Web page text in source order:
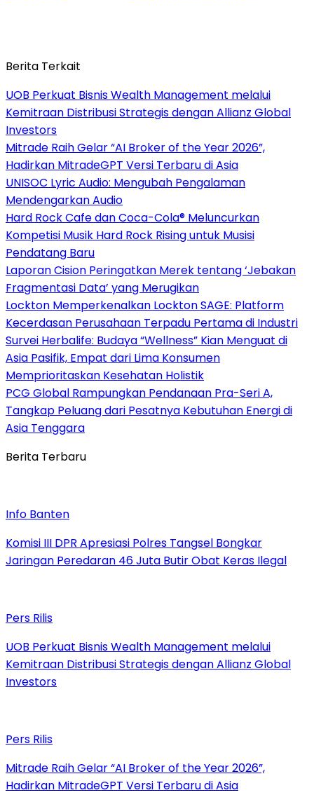
Berita Terkait
UOB Perkuat Bisnis Wealth Management melalui
Kemitraan Distribusi Strategis dengan Allianz Global
Investors
Mitrade Raih Gelar “AI Broker of the Year 2026”,
Hadirkan MitradeGPT Versi Terbaru di Asia
UNISOC Lyric Audio: Mengubah Pengalaman
Mendengarkan Audio
Hard Rock Cafe dan Coca-Cola® Meluncurkan
Kompetisi Musik Hard Rock Rising untuk Musisi
Pendatang Baru
Laporan Cision Peringatkan Merek tentang ‘Jebakan
Fragmentasi Data’ yang Merugikan
Lockton Memperkenalkan Lockton SAGE: Platform
Kecerdasan Perusahaan Terpadu Pertama di Industri
Survei Herbalife: Budaya “Wellness” Kian Menguat di
Asia Pasifik, Empat dari Lima Konsumen
Memprioritaskan Kesehatan Holistik
PCG Global Rampungkan Pendanaan Pra-Seri A,
Tangkap Peluang dari Pesatnya Kebutuhan Energi di
Asia Tenggara
Berita Terbaru
Info Banten
Komisi III DPR Apresiasi Polres Tangsel Bongkar
Jaringan Peredaran 46 Juta Butir Obat Keras Ilegal
Pers Rilis
UOB Perkuat Bisnis Wealth Management melalui
Kemitraan Distribusi Strategis dengan Allianz Global
Investors
Pers Rilis
Mitrade Raih Gelar “AI Broker of the Year 2026”,
Hadirkan MitradeGPT Versi Terbaru di Asia